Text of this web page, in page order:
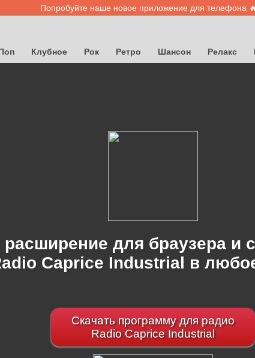
Попробуйте наше новое приложение для телефона
Клубное Рок Ретро Шансон Релакс
расширение для браузера и
Caprice Industrial в
Скачать программу для радио
Radio Caprice Industrial